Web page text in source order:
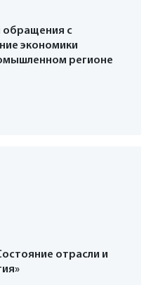
с
экономики
регионе
отрасли и